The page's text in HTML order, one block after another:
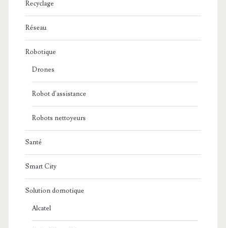
Recyclage
Réseau
Robotique
Drones
Robot d'assistance
Robots nettoyeurs
Santé
Smart City
Solution domotique
Alcatel